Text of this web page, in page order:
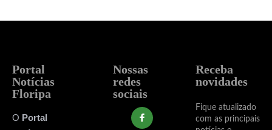
Portal
Notícias
Floripa
O Portal
Nossas
redes
sociais
Receba
novidades
Fique atualizado
com as principais